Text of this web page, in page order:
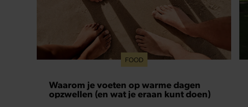
FOOD
Waarom je voeten op warme dagen
opzwellen (en wat je eraan kunt doen)